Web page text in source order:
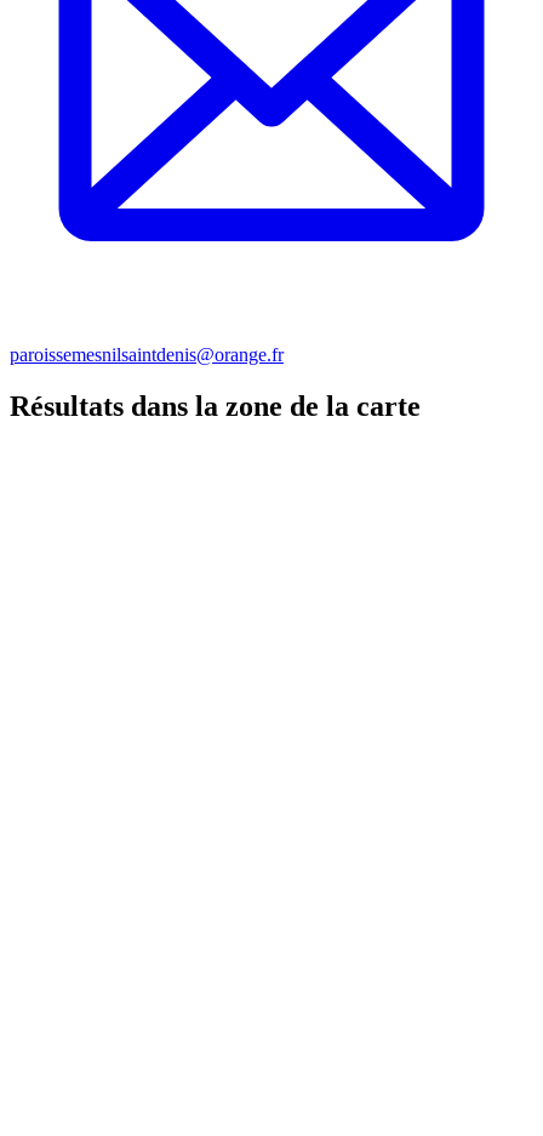
paroissemesnilsaintdenis@orange.fr
Résultats dans la zone de la carte